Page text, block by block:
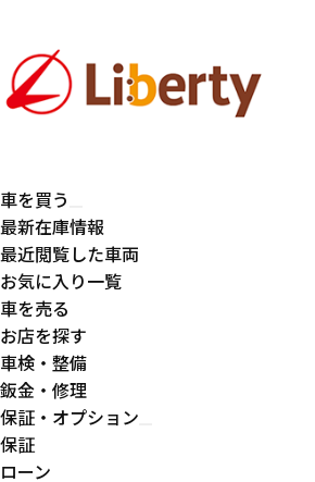
車を買う
最新在庫情報
最近閲覧した車両
お気に入り一覧
車を売る
お店を探す
車検・整備
鈑金・修理
保証・オプション
保証
ローン